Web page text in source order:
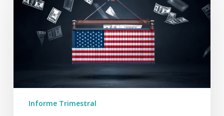
(Octubre
Informe Trimestral